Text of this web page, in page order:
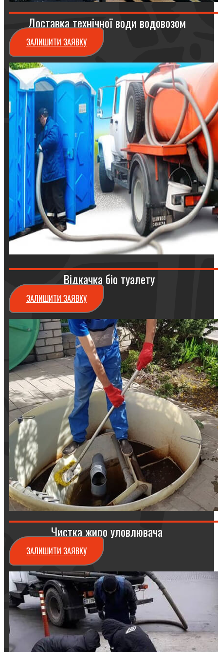
Доставка технічної води водовозом
ЗАЛИШИТИ ЗАЯВКУ
Відкачка біо туалету
ЗАЛИШИТИ ЗАЯВКУ
Чистка жиро уловлювача
ЗАЛИШИТИ ЗАЯВКУ